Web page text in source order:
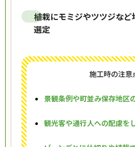
植栽にモミジやツツジな
選定
施工時の注意
景観条例や町並み保存地区
観光客や通行人への配慮を